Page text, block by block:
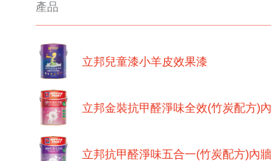
產品
立邦兒童漆小羊皮效果漆
立邦金裝抗甲醛淨味全效(竹炭配方)
立邦抗甲醛淨味五合一(竹炭配方)內